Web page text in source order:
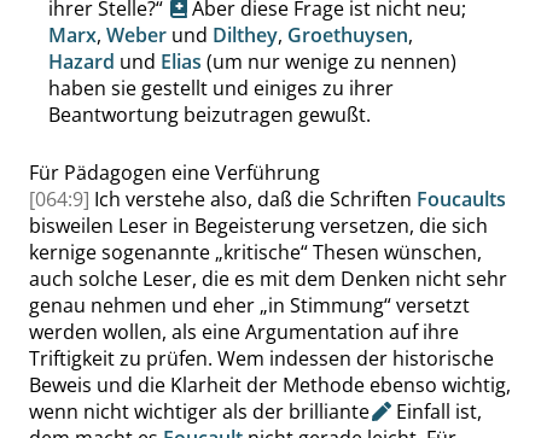
ihrer Stelle?“
Aber diese Frage ist nicht neu;
Marx, Weber und Dilthey, Groethuysen,
Hazard und Elias (um nur wenige zu nennen)
haben sie gestellt und einiges zu ihrer
Beantwortung beizutragen gewußt.
Für Pädagogen eine Verführung
[064:9] Ich verstehe also, daß die Schriften Foucaults
bisweilen Leser in Begeisterung versetzen, die sich
kernige sogenannte „kritische“Thesen wünschen,
auch solche Leser, die es mit dem Denken nicht sehr
genau nehmen und eher „in Stimmung“versetzt
werden wollen, als eine Argumentation auf ihre
Triftigkeit zu prüfen. Wem indessen der historische
Beweis und die Klarheit der Methode ebenso wichtig,
wenn nicht wichtiger als der brilliante
Einfall ist,